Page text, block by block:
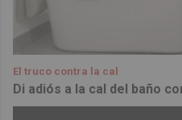
El truco contra la cal
Di adiós a la cal del baño